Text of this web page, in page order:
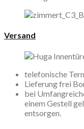
Versand
telefonische
Lieferung frei
bei
einem Gestell
entsorgen.